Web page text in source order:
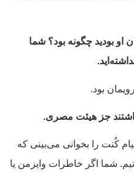
او بودید چگونه بود؟ شما
بود.
جز هیئت مصری.
کُنت را بخوانی می‌بینی که
شما اگر خاطرات وایزمن یا